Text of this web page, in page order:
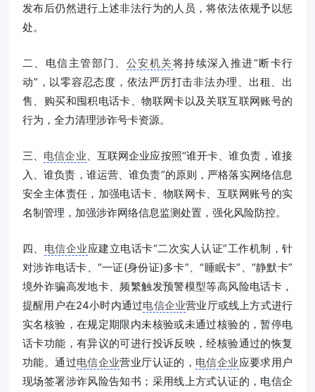
发布后仍然进行上述非法行为的人员，将依法依规予以惩
处。
二、电信主管部门、 公安机关将持续深入推进“断卡行
动”，以零容忍态度，依法严厉打击非法办理、出租、出
售、购买和囤积电话卡、物联网卡以及关联互联网账号的
行为，全力清理涉诈号卡资源。
三、 电信企业 、互联网企业应按照“谁开卡、谁负责，谁接
入、谁负责，谁运营、谁负责”的原则，严格落实网络信息
安全主体责任，加强电话卡、物联网卡、互联网账号的实
名制管理，加强涉诈网络信息监测处置，强化风险防控。
四、 电信企业应建立电话卡“二次实人认证”工作机制，针
对涉诈电话卡、“一证(身份证)多卡”、“睡眠卡”、“静默卡”
境外诈骗高发地卡、频繁触发预警模型等高风险电话卡，
提醒用户在24小时内通过电信企业营业厅或线上方式进行
实名核验，在规定期限内未核验或未通过核验的，暂停电
话卡功能，有异议的可进行投诉反映，经核验通过的恢复
功能。通过电信企业营业厅认证的， 电信企业应要求用户
现场签署涉诈风险告知书；采用线上方式认证的，电信企